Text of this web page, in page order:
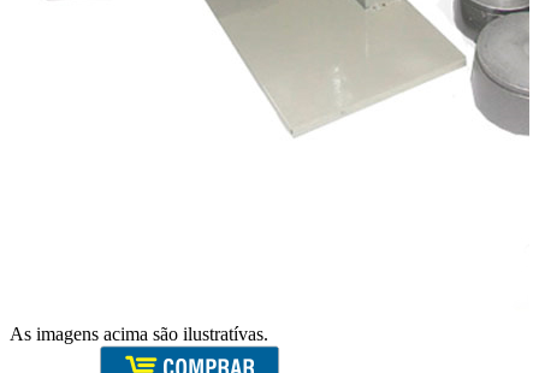
As imagens acima são ilustratívas.